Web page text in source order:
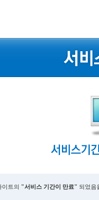
이트의 "서비스 기간이 만료" 되었음